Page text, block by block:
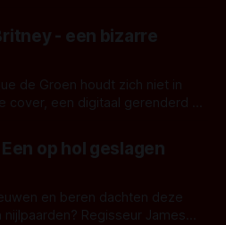
feature waarvoor de
- een bizarre
de Groen houdt zich niet in
cover, een digitaal gerenderd en
maar onheilspellends,
De Groen met ieder woord
op hol geslagen
en beren dachten deze
Regisseur James